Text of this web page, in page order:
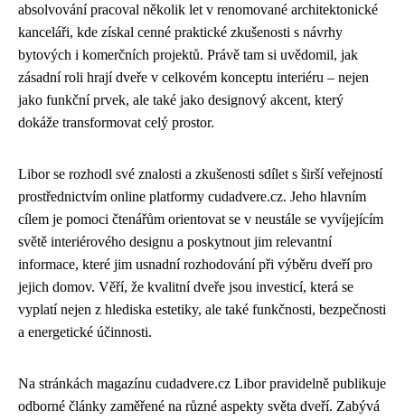
absolvování pracoval několik let v renomované architektonické
kanceláři, kde získal cenné praktické zkušenosti s návrhy
bytových i komerčních projektů. Právě tam si uvědomil, jak
zásadní roli hrají dveře v celkovém konceptu interiéru – nejen
jako funkční prvek, ale také jako designový akcent, který
dokáže transformovat celý prostor.
Libor se rozhodl své znalosti a zkušenosti sdílet s širší veřejností
prostřednictvím online platformy cudadvere.cz. Jeho hlavním
cílem je pomoci čtenářům orientovat se v neustále se vyvíjejícím
světě interiérového designu a poskytnout jim relevantní
informace, které jim usnadní rozhodování při výběru dveří pro
jejich domov. Věří, že kvalitní dveře jsou investicí, která se
vyplatí nejen z hlediska estetiky, ale také funkčnosti, bezpečnosti
a energetické účinnosti.
Na stránkách magazínu cudadvere.cz Libor pravidelně publikuje
odborné články zaměřené na různé aspekty světa dveří. Zabývá